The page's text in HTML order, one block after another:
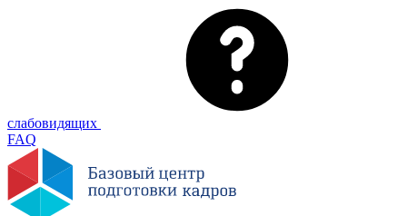
слабовидящих
FAQ